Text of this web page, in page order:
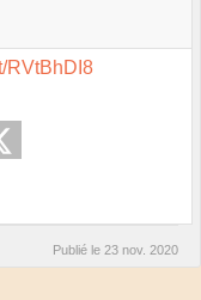
RVtBhDI8
Publié le 23 nov. 2020